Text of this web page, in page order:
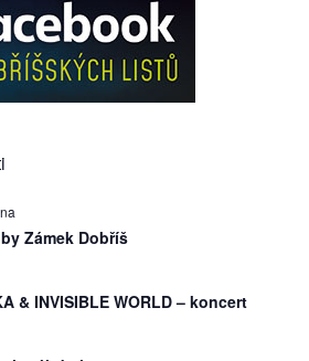
Zámek Dobříš
& INVISIBLE WORLD – koncert